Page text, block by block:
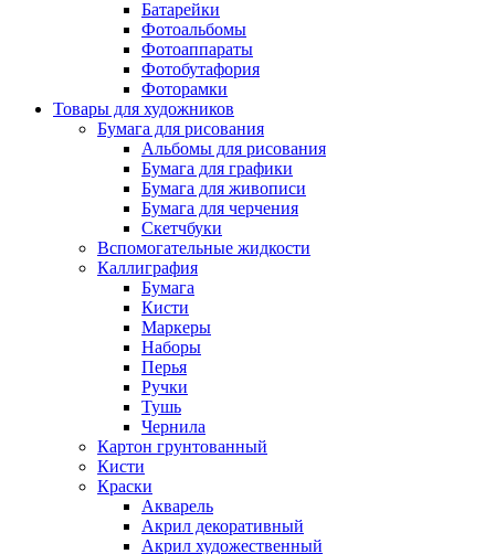
Батарейки
Фотоальбомы
Фотоаппараты
Фотобутафория
Фоторамки
Товары для художников
Бумага для рисования
Альбомы для рисования
Бумага для графики
Бумага для живописи
Бумага для черчения
Скетчбуки
Вспомогательные жидкости
Каллиграфия
Бумага
Кисти
Маркеры
Наборы
Перья
Ручки
Тушь
Чернила
Картон грунтованный
Кисти
Краски
Акварель
Акрил декоративный
Акрил художественный